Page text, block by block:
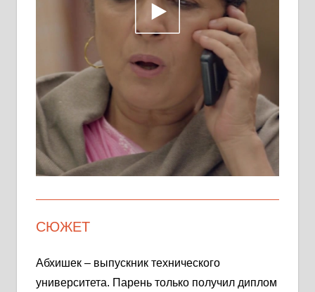
СЮЖЕТ
Абхишек – выпускник технического
университета. Парень только получил диплом